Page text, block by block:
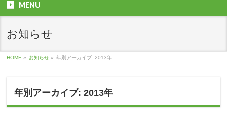
MENU
お知らせ
HOME » お知らせ » 年別アーカイブ: 2013年
年別アーカイブ: 2013年